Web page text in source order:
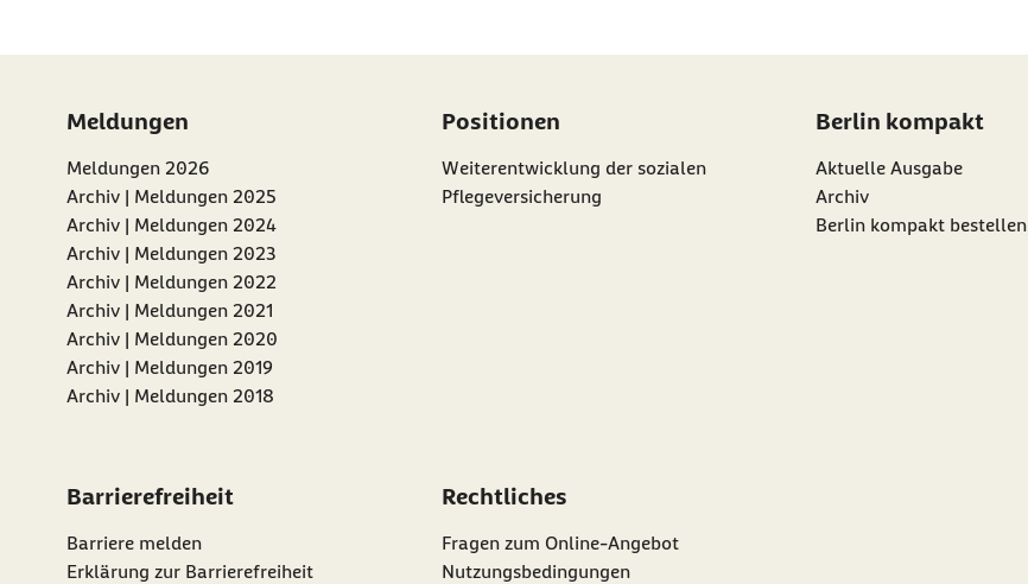
Meldungen
Meldungen 2026
Archiv | Meldungen 2025
Archiv | Meldungen 2024
Archiv | Meldungen 2023
Archiv | Meldungen 2022
Archiv | Meldungen 2021
Archiv | Meldungen 2020
Archiv | Meldungen 2019
Archiv | Meldungen 2018
Positionen
Weiterentwicklung der sozialen
Pflegeversicherung
Berlin kompakt
Aktuelle Ausgabe
Archiv
Berlin kompakt bestellen
Barrierefreiheit
Barriere melden
Erklärung zur Barrierefreiheit
Rechtliches
Fragen zum Online-Angebot
Nutzungsbedingungen